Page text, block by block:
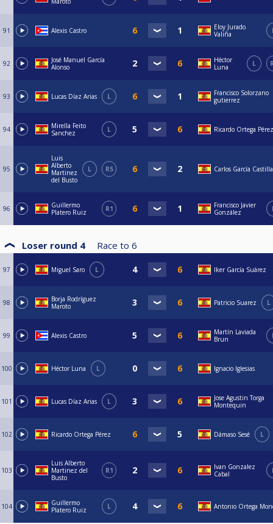
91 Alexis Castro
Eloy Jurado
Valiña
92
José Manuel García
Alonso
Héctor
Luna
L
93 Lucas Díaz Arias L
Francisco Solorzano
gutierrez
94
Mirella Feito
Sanchez
L Ricardo Ortega Pérez
95
Luis
Alberto
Martinez
del Busto
L R5 Carlos García Castilla
96
Guillermo
Platero Ruiz
R1
Francisco Javier
González
Loser round 4 Race to 6
97 Miguel Saro L Iker García Suárez
98
Borja Rodríguez
Maroto
Patricio Suarez L
99 Alexis Castro
Martín Laviada
Brun
100 Héctor Luna L Ignacio Iglesias
101 Lucas Díaz Arias L
Jose Agustin Torga
Montequin
102 Ricardo Ortega Pérez Dámaso Sesé L
103
Luis Alberto
Martinez del
Busto
R1
Ivan Gonzalez
Cabal
104
Guillermo
Platero Ruiz
L Antonio Ortega